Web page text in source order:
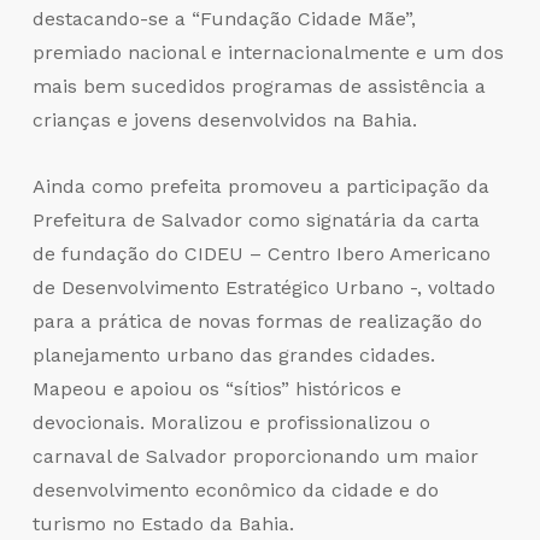
destacando-se a “Fundação Cidade Mãe”,
premiado nacional e internacionalmente e um dos
mais bem sucedidos programas de assistência a
crianças e jovens desenvolvidos na Bahia.
Ainda como prefeita promoveu a participação da
Prefeitura de Salvador como signatária da carta
de fundação do CIDEU – Centro Ibero Americano
de Desenvolvimento Estratégico Urbano -, voltado
para a prática de novas formas de realização do
planejamento urbano das grandes cidades.
Mapeou e apoiou os “sítios” históricos e
devocionais. Moralizou e profissionalizou o
carnaval de Salvador proporcionando um maior
desenvolvimento econômico da cidade e do
turismo no Estado da Bahia.